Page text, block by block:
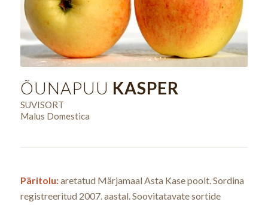
ÕUNAPUU KASPER
SUVISORT
Malus Domestica
Päritolu:aretatud Märjamaal Asta Kase poolt. Sordina
registreeritud 2007. aastal. Soovitatavate sortide